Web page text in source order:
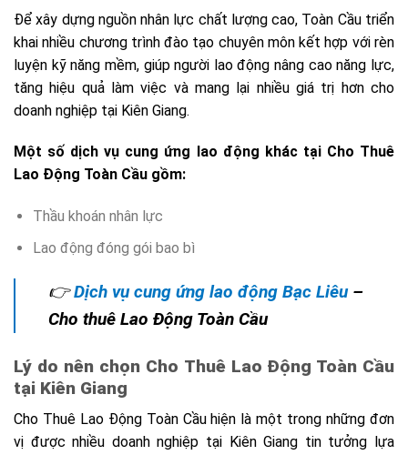
Để xây dựng nguồn nhân lực chất lượng cao, Toàn Cầu triển
khai nhiều chương trình đào tạo chuyên môn kết hợp với rèn
luyện kỹ năng mềm, giúp người lao động nâng cao năng lực,
tăng hiệu quả làm việc và mang lại nhiều giá trị hơn cho
doanh nghiệp tại Kiên Giang.
Một số dịch vụ cung ứng lao động khác tại Cho Thuê
Lao Động Toàn Cầu gồm:
Thầu khoán nhân lực
Lao động đóng gói bao bì
👉 Dịch vụ cung ứng lao động Bạc Liêu–
Cho thuê Lao Động Toàn Cầu
Lý do nên chọn Cho Thuê Lao Động Toàn Cầu
tại Kiên Giang
Cho Thuê Lao Động Toàn Cầu hiện là một trong những đơn
vị được nhiều doanh nghiệp tại Kiên Giang tin tưởng lựa